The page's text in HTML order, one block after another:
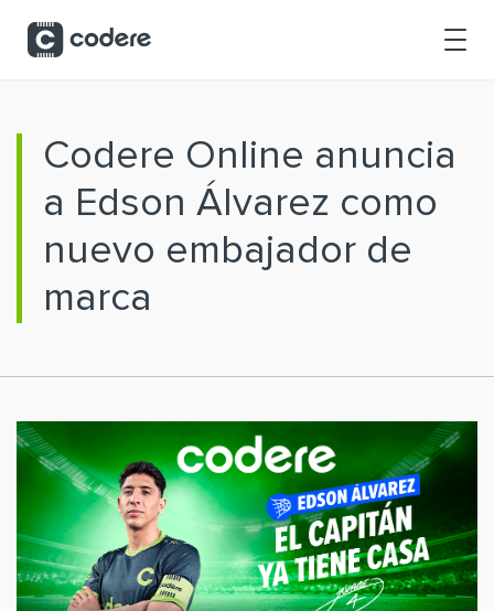
Codere Online anuncia
a Edson Álvarez como
nuevo embajador de
marca